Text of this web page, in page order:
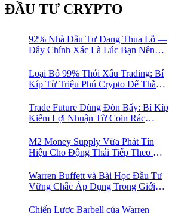
ĐẦU TƯ CRYPTO
92% Nhà Đầu Tư Đang Thua Lỗ —
Đây Chính Xác Là Lúc Bạn Nên
Loại Bỏ 99% Thói Xấu Trading: Bí
Kíp Từ Triệu Phú Crypto Để Thắng
Trade Future Dùng Đòn Bẩy: Bí Kíp
Kiếm Lợi Nhuận Từ Coin Rác
Bán Khống
M2 Money Supply Vừa Phát Tín
Hiệu Cho Động Thái Tiếp Theo Của
Trader Đang Bỏ Lỡ! 🚀
Warren Buffett và Bài Học Đầu Tư
Vững Chắc Áp Dụng Trong Giới
Chiến Lược Barbell của Warren